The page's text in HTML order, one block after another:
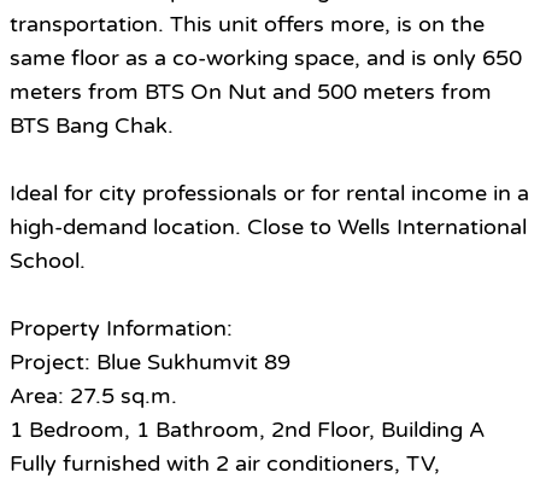
transportation. This unit offers more, is on the
same floor as a co-working space, and is only 650
meters from BTS On Nut and 500 meters from
BTS Bang Chak.
Ideal for city professionals or for rental income in a
high-demand location. Close to Wells International
School.
Property Information:
Project: Blue Sukhumvit 89
Area: 27.5 sq.m.
1 Bedroom, 1 Bathroom, 2nd Floor, Building A
Fully furnished with 2 air conditioners, TV,